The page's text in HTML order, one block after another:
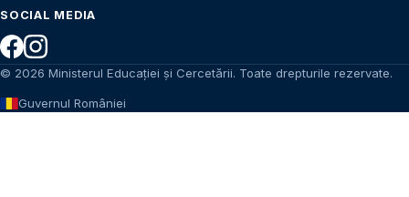
SOCIAL MEDIA
© 2026 Ministerul Educației și Cercetării. Toate drepturile rezervate.
Guvernul României